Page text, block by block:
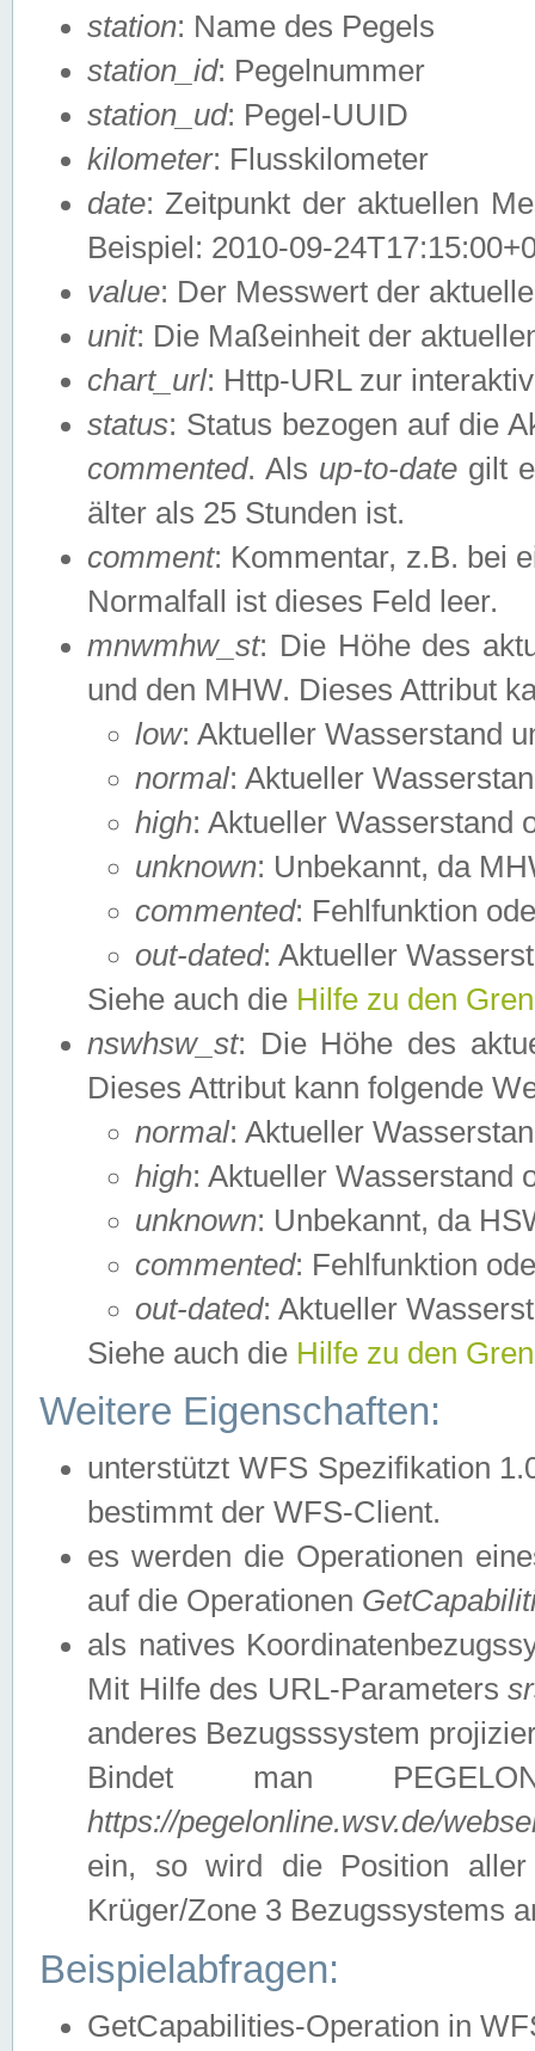
station: Name des Pegels
station_id: Pegelnummer
station_ud: Pegel-UUID
kilometer: Flusskilometer
date: Zeitpunkt der aktuellen
Beispiel: 2010-09-
value: Der Messwert der
unit: Die Maßeinheit der
chart_url: Http-URL zur
status: Status bezogen auf die
commented. Als up-to-date gilt
älter als 25 Stunden ist.
comment: Kommentar, z.B. bei
Normalfall ist dieses Feld leer.
mnwmhw_st: Die Höhe des
und den MHW. Dieses Attribut
low: Aktueller Wasserstand
normal: Aktueller
high: Aktueller Wasserstand
unknown: Unbekannt, da
commented: Fehlfunktion
out-dated: Aktueller
Siehe auch die Hilfe zu den
nswhsw_st: Die Höhe des
Dieses Attribut kann folgende
normal: Aktueller
high: Aktueller Wasserstand
unknown: Unbekannt, da
commented: Fehlfunktion
out-dated: Aktueller
Siehe auch die Hilfe zu den
Weitere Eigenschaften:
unterstützt WFS Spezifikation
bestimmt der WFS-Client.
es werden die Operationen
auf die Operationen
als natives
Mit Hilfe des URL-Parameters
anderes Bezugsssystem
Bindet man
https://pegelonline.wsv.de/
ein, so wird die Position
Krüger/Zone 3 Bezugssystems
Beispielabfragen:
GetCapabilities-Operation in